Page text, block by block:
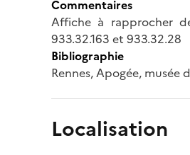
Commentaires
Affiche à rapprocher
933.32.163 et 933.32.28
Bibliographie
Rennes, Apogée, musée
Localisation